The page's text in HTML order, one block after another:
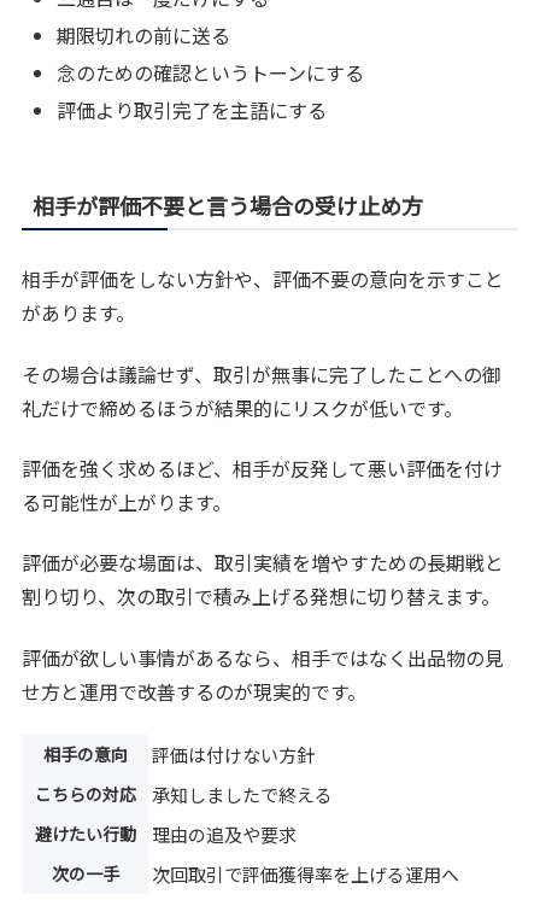
期限切れの前に送る
念のための確認というトーンにする
評価より取引完了を主語にする
相手が評価不要と言う場合の受け止め方
相手が評価をしない方針や、評価不要の意向を示すこと
があります。
その場合は議論せず、取引が無事に完了したことへの御
礼だけで締めるほうが結果的にリスクが低いです。
評価を強く求めるほど、相手が反発して悪い評価を付け
る可能性が上がります。
評価が必要な場面は、取引実績を増やすための長期戦と
割り切り、次の取引で積み上げる発想に切り替えます。
評価が欲しい事情があるなら、相手ではなく出品物の見
せ方と運用で改善するのが現実的です。
相手の意向 評価は付けない方針
こちらの対応 承知しましたで終える
避けたい行動 理由の追及や要求
次の一手 次回取引で評価獲得率を上げる運用へ